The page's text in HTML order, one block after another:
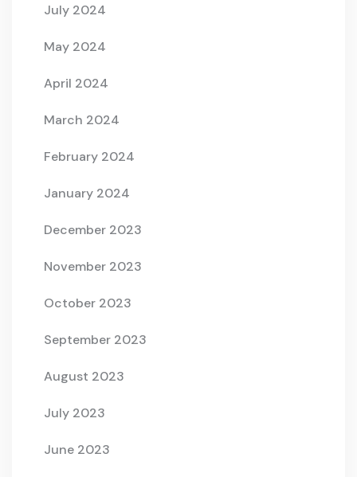
July 2024
May 2024
April 2024
March 2024
February 2024
January 2024
December 2023
November 2023
October 2023
September 2023
August 2023
July 2023
June 2023